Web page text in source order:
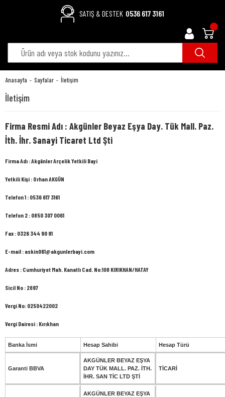
SATIŞ & DESTEK 0536 617 3161
Anasayfa Sayfalar İletişim
İletişim
Firma Resmi Adı : Akgünler Beyaz Eşya Day. Tük Mall. Paz.
İth. İhr. Sanayi Ticaret Ltd Şti
Firma Adı : Akgünler Arçelik Yetkili Bayi
Yetkili Kişi : Orhan AKGÜN
Telefon 1 : 0536 617 3161
Telefon 2 : 0850 307 0061
Fax : 0326 344 90 91
E-mail : askin061@akgunlerbayi.com
Adres : Cumhuriyet Mah. Kanatlı Cad. No:108 KIRIKHAN/HATAY
Sicil No : 2897
Vergi No: 0250422002
Vergi Dairesi : Kırıkhan
Banka İsmi Hesap Sahibi Hesap Türü
Garanti BBVA
AKGÜNLER BEYAZ EŞYA
DAY TÜK MALL. PAZ. İTH.
İHR. SAN TİC LTD ŞTİ
TİCARİ
AKGÜNLER BEYAZ EŞYA